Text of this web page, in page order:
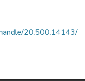
20.500.14143/